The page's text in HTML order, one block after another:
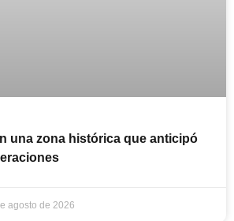
una zona histórica que anticipó
agosto de 2026